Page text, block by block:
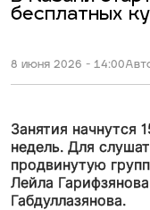
бесплатных
8 июня 2026 - 14:00
Занятия начнутся
недель. Для
продвинутую
Лейла
Габдуллазянова.